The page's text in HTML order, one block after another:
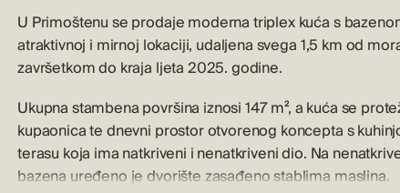
U Primoštenu se prodaje moderna triplex kuća s
atraktivnoj i mirnoj lokaciji, udaljena svega 1,5 km od
završetkom do kraja ljeta 2025. godine.
Ukupna stambena površina iznosi 147 m², a kuća se
kupaonica te dnevni prostor otvorenog koncepta s
terasu koja ima natkriveni i nenatkriveni dio. Na
bazena uređeno je dvorište zasađeno stablima maslina.